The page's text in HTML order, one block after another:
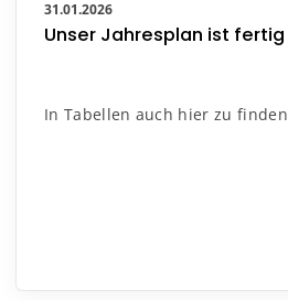
31.01.2026
Unser Jahresplan ist fertig
In Tabellen auch hier zu finden